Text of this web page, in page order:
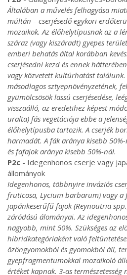
Általában a művelés felhagyása
múltán – cserjésedő egykori
mozaikok. Az élőhelytípusnak az a
száraz (vagy kiszáradt) gyepes
emberi behatás által korábban
cserjésedni kezd és ennek
vagy közvetett kultúrhatást
másodlagos sztyepnövényzetének,
gyümölcsösök lassú cserjésedése,
visszaálló, az eredetihez képest
uralta) fás vegetációja ebbe a
élőhelytípusba tartozik. A cserjék
harmadát. A fák aránya kisebb
és fafajok aránya kisebb 50%-nál.
P2c - Idegenhonos cserje vagy
állományok
Idegenhonos, többnyire inváziós
fruticosa, Lycium barbarum) vagy
japánkeserűfű fajok (Reynoutria
záródású álományai. Az
nagyobb, mint 50%. Szükséges az
hibridkategóriaként való
özöngyomokból és gyomokból áll,
gyepfragmentumokkal mozaikoló
értéket kapnak. 3-as